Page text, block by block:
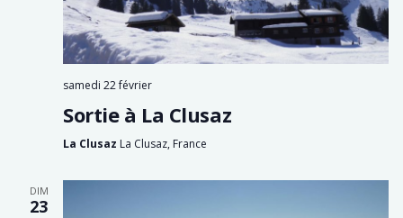
samedi 22 février
Sortie à La Clusaz
La Clusaz La Clusaz, France
DIM
23